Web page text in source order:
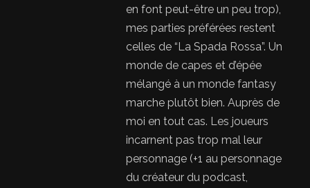
en font peut-être un peu trop),
mes parties préférées restent
celles de “La Spada Rossa”. Un
monde de capes et d’épée
mélangé à un monde fantasy
marche plutôt bien. Auprès de
moi en tout cas. Les joueurs
incarnent pas trop mal leur
personnage (+1 au personnage
du créateur du podcast,